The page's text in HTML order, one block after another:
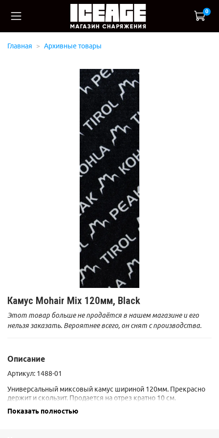
0
Главная Архивные товары
Камус Mohair Mix 120мм, Black
Этот товар больше не продаётся в нашем магазине и его
нельзя заказать. Вероятнее всего, он снят с производства.
Описание
Артикул: 1488-01
Универсальный миксовый камус шириной 120мм. Прекрасно
держит и скользит. Продается на отрез кратно 10 см.
Пленка, на которую при продаже наклеен камус, является
Показать полностью